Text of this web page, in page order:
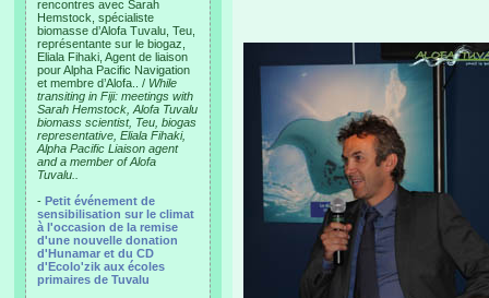
rencontres avec Sarah
Hemstock, spécialiste
biomasse d’Alofa Tuvalu, Teu,
représentante sur le biogaz,
Eliala Fihaki, Agent de liaison
pour Alpha Pacific Navigation
et membre d’Alofa.. / While
transiting in Fiji: meetings with
Sarah Hemstock, Alofa Tuvalu
biomass scientist, Teu, biogas
representative, Eliala Fihaki,
Alpha Pacific Liaison agent
and a member of Alofa
Tuvalu..
- Petit événement de
sensibilisation sur le climat
à l'occasion de la remise
d'une nouvelle donation
d'Hunamar et du CD
d'Ecolo'zik aux écoles
primaires de Tuvalu